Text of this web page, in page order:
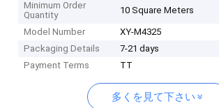
Minimum Order
Quantity
10 Square Meters
Model Number
XY-M4325
Packaging Details
7-21 days
Payment Terms
TT
多くを見て下さい